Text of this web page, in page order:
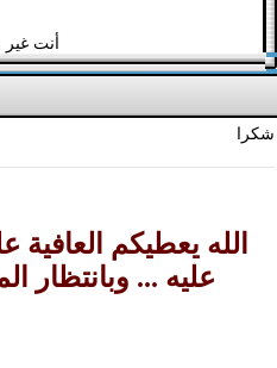
أنت غير
شكرا
الله يعطيكم
عليه ... وبانتظار